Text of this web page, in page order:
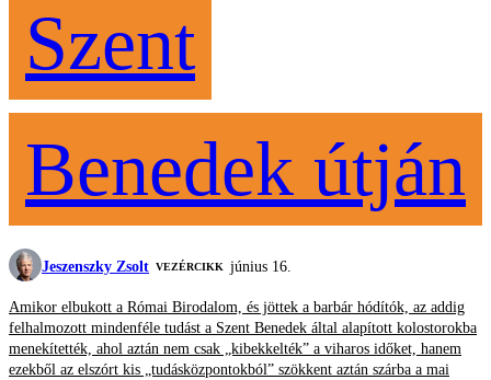
Szent
Benedek útján
Jeszenszky Zsolt VEZÉRCIKK június 16.
Amikor elbukott a Római Birodalom, és jöttek a barbár hódítók, az addig
felhalmozott mindenféle tudást a Szent Benedek által alapított kolostorokba
menekítették, ahol aztán nem csak „kibekkelték” a viharos időket, hanem
ezekből az elszórt kis „tudásközpontokból” szökkent aztán szárba a mai